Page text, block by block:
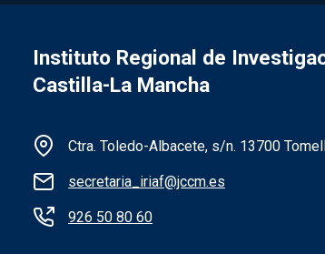
Instituto Regional de
Castilla-La Mancha
Información de la
Ctra. Toledo-Albacete, s/n. 13700
secretaria_iriaf@jccm.es
926 50 80 60